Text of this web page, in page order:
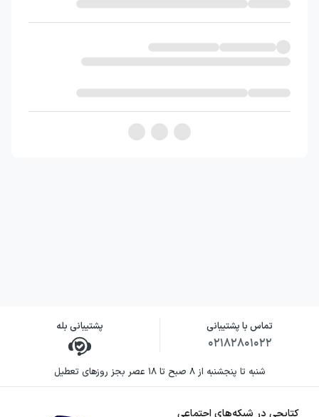
تماس با پشتیبانی
۰۲۱۸۲۸۰۱۰۲۲
پشتیبانی بله
شنبه تا پنجشنبه از ۸ صبح تا ۱۸ عصر بجز روزهای تعطیل
کتابچی در شبکه‌های اجتماعی